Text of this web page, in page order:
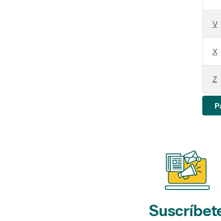
V
X
Z
a nuestros